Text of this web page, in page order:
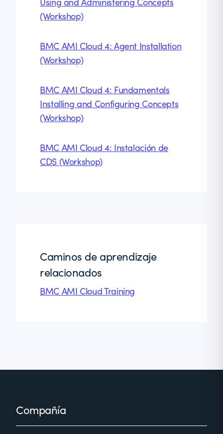
(Workshop)
BMC AMI Cloud 4: Agent Installation
(Workshop)
BMC AMI Cloud 4: Fundamentals
Installing and Configuring Concepts
(Workshop)
BMC AMI Cloud 4: Instalación de
CDS (Workshop)
Caminos de aprendizaje
relacionados
BMC AMI Cloud Training
FooterCompañía